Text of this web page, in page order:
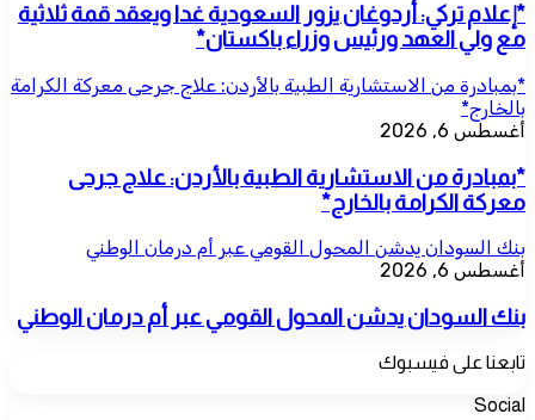
*إعلام تركي: أردوغان يزور السعودية غدا ويعقد قمة ثلاثية
مع ولي العهد ورئيس وزراء باكستان*
*بمبادرة من الاستشارية الطبية بالأردن: علاج جرحى معركة الكرامة
بالخارج*
أغسطس 6, 2026
*بمبادرة من الاستشارية الطبية بالأردن: علاج جرحى
معركة الكرامة بالخارج*
بنك السودان يدشن المحول القومي عبر أم درمان الوطني
أغسطس 6, 2026
بنك السودان يدشن المحول القومي عبر أم درمان الوطني
تابعنا على فيسبوك
Social